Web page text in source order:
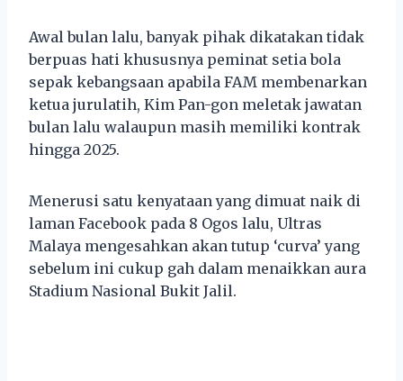
Awal bulan lalu, banyak pihak dikatakan tidak
berpuas hati khususnya peminat setia bola
sepak kebangsaan apabila FAM membenarkan
ketua jurulatih, Kim Pan-gon meletak jawatan
bulan lalu walaupun masih memiliki kontrak
hingga 2025.
Menerusi satu kenyataan yang dimuat naik di
laman Facebook pada 8 Ogos lalu, Ultras
Malaya mengesahkan akan tutup ‘curva’ yang
sebelum ini cukup gah dalam menaikkan aura
Stadium Nasional Bukit Jalil.